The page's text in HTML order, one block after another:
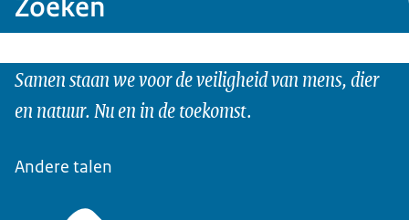
Samen staan we voor de veiligheid van mens, dier
en natuur. Nu en in de toekomst.
Andere talen